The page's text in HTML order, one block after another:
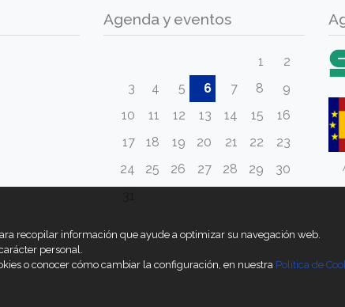
Agenda y eventos
1
2
3
4 5 6 7 8
9
10
11 12 13 14 15
16
17
18 19 20 21 22
23
24
25 26 27 28 29
30
recopilar información que ayude a optimizar su navegación web.
personal.
o conocer cómo cambiar la configuración, en nuestra Política de